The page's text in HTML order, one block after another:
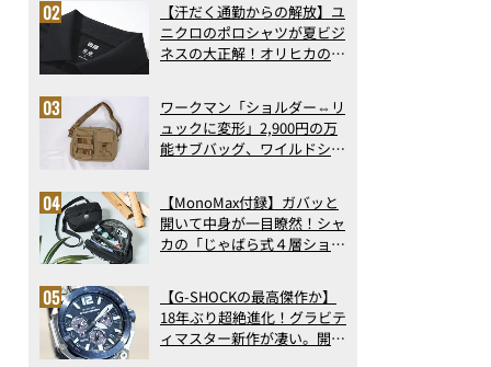
ト3】（2026年6月版）
【汗だく通勤からの解放】ユ
ニクロのポロシャツが夏ビジ
ネスの大正解！オリヒカの透
アの実力
ワークマン「ショルダー⇔リ
ュックに変形」2,900円の万
能サブバッグ、ワイルドシン
記事ランキングベスト3】
（2026年6月版）
【MonoMax付録】ガバッと
開いて中身が一目瞭然！シャ
カの「じゃばら式４層ショル
った！
【G-SHOCKの最高傑作か】
18年ぶり超絶進化！グラビテ
ィマスター新作が凄い。開発